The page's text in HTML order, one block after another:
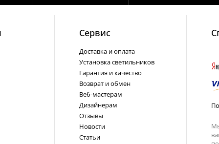
Cервис
Доставка и оплата
Установка светильников
Гарантия и качество
Возврат и обмен
Веб-мастерам
Дизайнерам
Отзывы
Новости
Статьи